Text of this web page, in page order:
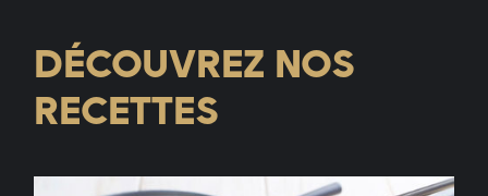
DÉCOUVREZ NOS
RECETTES